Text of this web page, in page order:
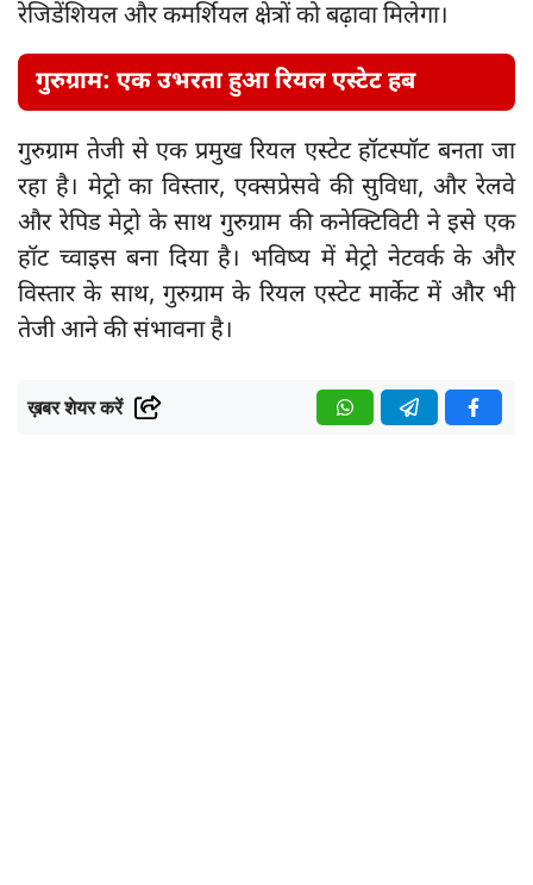
रेजिडेंशियल और कमर्शियल क्षेत्रों को बढ़ावा मिलेगा।
गुरुग्राम: एक उभरता हुआ रियल एस्टेट हब
गुरुग्राम तेजी से एक प्रमुख रियल एस्टेट हॉटस्पॉट बनता जा
रहा है। मेट्रो का विस्तार, एक्सप्रेसवे की सुविधा, और रेलवे
और रेपिड मेट्रो के साथ गुरुग्राम की कनेक्टिविटी ने इसे एक
हॉट च्वाइस बना दिया है। भविष्य में मेट्रो नेटवर्क के और
विस्तार के साथ, गुरुग्राम के रियल एस्टेट मार्केट में और भी
तेजी आने की संभावना है।
ख़बर शेयर करें